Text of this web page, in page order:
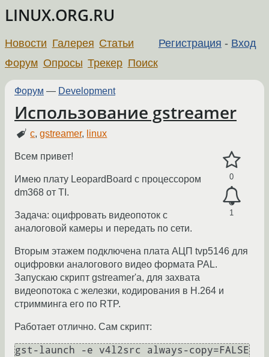
LINUX.ORG.RU
Регистрация - Вход
Новости Галерея Статьи
Форум Опросы Трекер Поиск
Форум — Development
Использование gstreamer
c,gstreamer, linux
0
1
Всем привет!
Имею плату LeopardBoard с процессором
dm368 от TI.
Задача: оцифровать видеопоток с
аналоговой камеры и передать по сети.
Вторым этажем подключена плата АЦП tvp5146 для
оцифровки аналогового видео формата PAL.
Запускаю скрипт gstreamer'а, для захвата
видеопотока с железки, кодирования в H.264 и
стримминга его по RTP.
Работает отлично. Сам скрипт:
gst-launch -e v4l2src always-copy=FALSE